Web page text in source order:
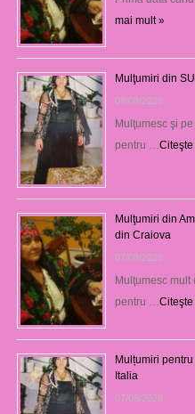
mai mult »
Mulţumiri din
08/08/2026
Mulţumesc şi
pentru …
Mulţumiri din
din Craiova
07/08/2026
Mulţumesc
pentru …
Mulțumiri
Italia
07/08/2026